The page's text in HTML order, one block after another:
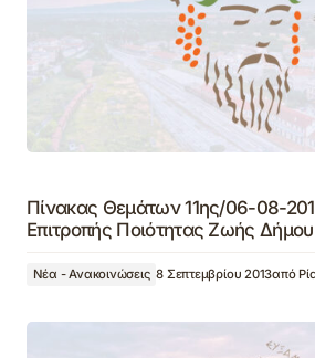
Πίνακας Θεμάτων 11ης/06-08-
Επιτροπής Ποιότητας Ζωής
Νέα - Ανακοινώσεις 8 Σεπτεμβρίου 2013από